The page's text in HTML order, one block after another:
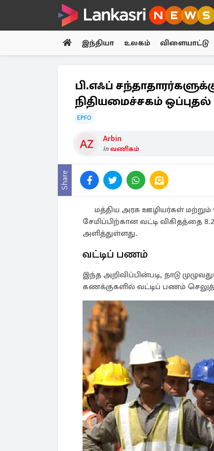
இந்தியா உலகம் விளையாட்டு
பி.எஃப்
நிதியமைச்சகம் ஒப்புதல்
EPFO
Arbin
inவணிகம்
Share
மத்திய அரசு ஊழியர்கள்
சேமிப்பிற்கான வட்டி விகிதத்தை
அளித்துள்ளது.
வட்டிப் பணம்
இந்த அறிவிப்பின்படி, நாடு
கணக்குகளில் வட்டிப் பணம்